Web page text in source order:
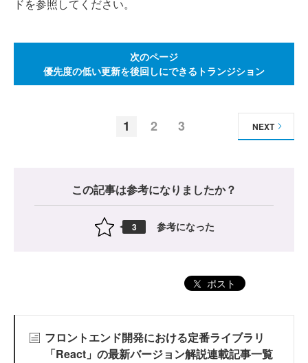
ドを参照してください。
次のページ
優先度の低い更新を後回しにできるトランジション
1 2 3 NEXT
この記事は参考になりましたか？
3 参考になった
ポスト
フロントエンド開発における定番ライブラリ
「React」の最新バージョン解説連載記事一覧